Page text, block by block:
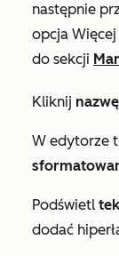
następnie
opcja Więcej
do sekcji
Kliknij nazwę
W edytorze
Podświetl
dodać